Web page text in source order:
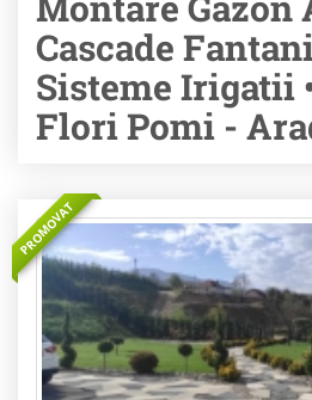
Cascade
Sisteme Irigatii
Flori Pomi -
PROMOVAT